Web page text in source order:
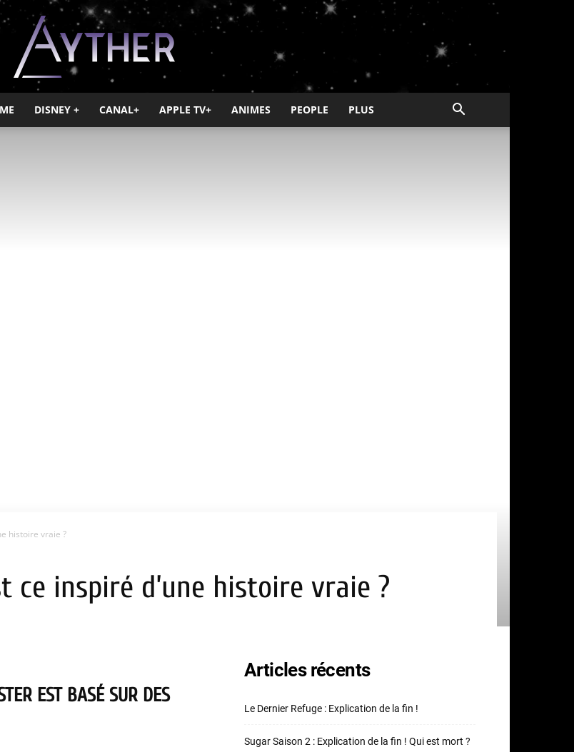
Ayther
DISNEY + CANAL+ APPLE TV+ ANIMES PEOPLE PLUS
histoire vraie ?
ce inspiré d’une histoire vraie ?
EST BASÉ SUR DES
Articles récents
Le Dernier Refuge : Explication de la fin !
Sugar Saison 2 : Explication de la fin ! Qui est mort ?